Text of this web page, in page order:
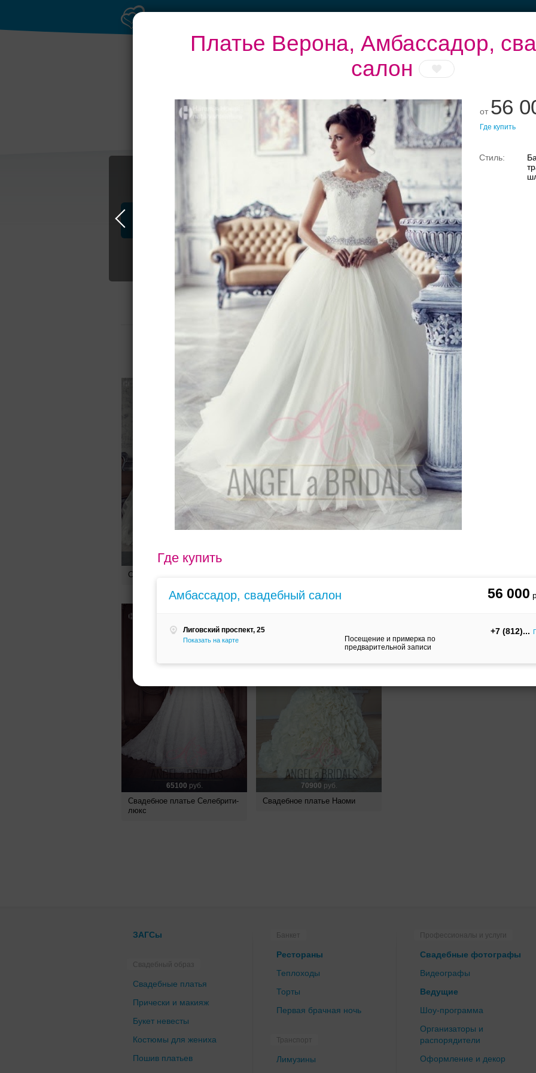
Платье Верона, Амбассадор,
салон
от 56
Где купить
Где купить
Амбассадор, свадебный салон 56 000
Лиговский проспект, 25
Показать на карте
Посещение и примерка по
предварительной записи
+7 (812)
Банкет до 1500 руб.
Банкетные залы до
50 гостей
Рестораны с
верандами
Выбери своё платье
Профессионалы и услуги Свадебные платья Банкет Транспорт
Амбассадор, свадебный салон —
бальное
О салоне Отзывы(0)
Для вас найдено 5 платьев
55300руб.
Свадебное платье Каприче
65100 руб.
Свадебное платье Селебрити-
люкс
70900 руб.
Свадебное платье Наоми
ЗАГСы
Свадебный образ
Свадебные платья
Прически и макияж
Букет невесты
Костюмы для жениха
Пошив платьев
Банкет
Рестораны
Теплоходы
Торты
Первая брачная ночь
Транспорт
Лимузины
Профессионалы и услуги
Свадебные фотографы
Видеографы
Ведущие
Шоу-программа
Организаторы и
распорядители
Оформление и декор